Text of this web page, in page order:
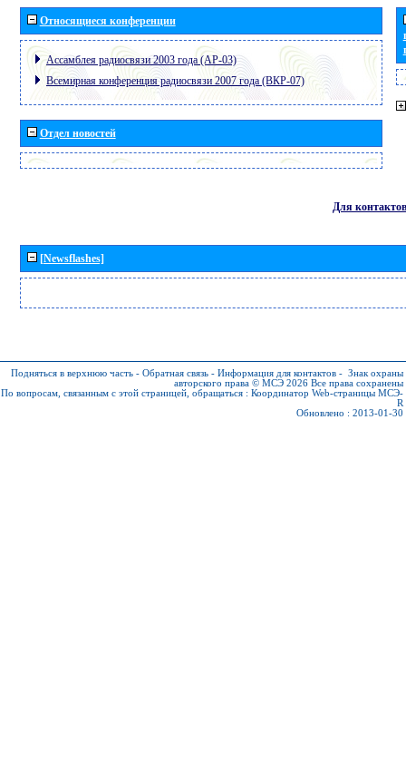
Относящиеся конференции
Ассамблея радиосвязи 2003 года (АР-03)
Всемирная конференция радиосвязи 2007 года (ВКР-07)
Отдел новостей
Для контактов
[Newsflashes]
Подняться в верхнюю часть - Обратная связь - Информация для контактов - Знак охраны
авторского права © МСЭ 2026 Все права сохранены
По вопросам, связанным с этой страницей, обращаться : Координатор Web-страницы МСЭ-
R
Обновлено : 2013-01-30